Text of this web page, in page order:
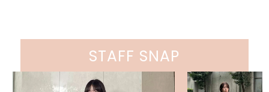
STAFF SNAP